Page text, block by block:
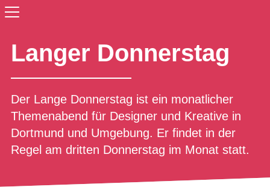
Langer Donnerstag
Der Lange Donnerstag ist ein monatlicher
Themenabend für Designer und Kreative in
Dortmund und Umgebung. Er findet in der
Regel am dritten Donnerstag im Monat statt.